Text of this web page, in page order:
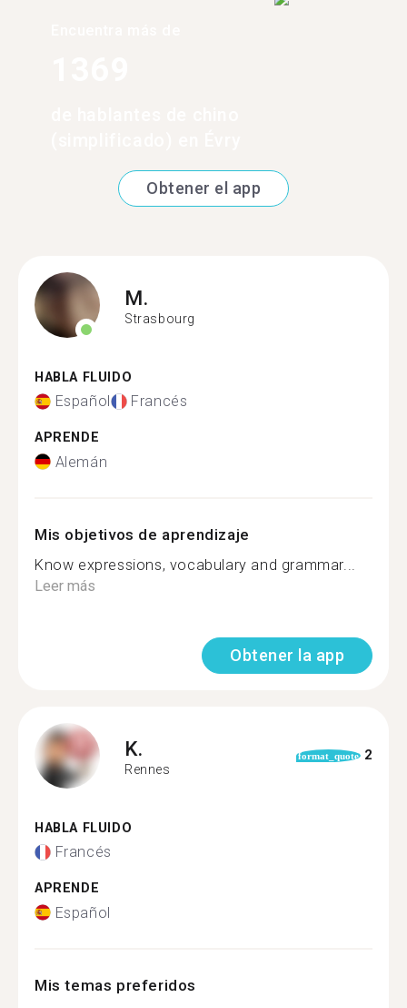
Obtener el app
M.
Strasbourg
HABLA FLUIDO
Español Francés
APRENDE
Alemán
Mis objetivos de aprendizaje
Know expressions, vocabulary and grammar...
Leer más
Obtener la app
K.
Rennes
format_quote 2
HABLA FLUIDO
Francés
APRENDE
Español
Mis temas preferidos